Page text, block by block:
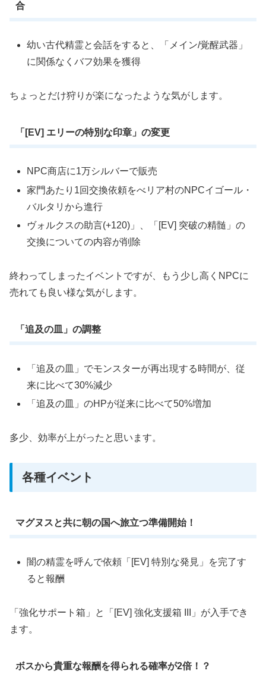
合
幼い古代精霊と会話をすると、「メイン/覚醒武器」
に関係なくバフ効果を獲得
ちょっとだけ狩りが楽になったような気がします。
「[EV] エリーの特別な印章」の変更
NPC商店に1万シルバーで販売
家門あたり1回交換依頼をべリア村のNPCイゴール・
バルタリから進行
ヴォルクスの助言(+120)」、「[EV] 突破の精髄」の
交換についての内容が削除
終わってしまったイベントですが、もう少し高くNPCに
売れても良い様な気がします。
「追及の皿」の調整
「追及の皿」でモンスターが再出現する時間が、従
来に比べて30%減少
「追及の皿」のHPが従来に比べて50%増加
多少、効率が上がったと思います。
各種イベント
マグヌスと共に朝の国へ旅立つ準備開始！
闇の精霊を呼んで依頼「[EV] 特別な発見」を完了す
ると報酬
「強化サポート箱」と「[EV] 強化支援箱 III」が入手でき
ます。
ボスから貴重な報酬を得られる確率が2倍！？